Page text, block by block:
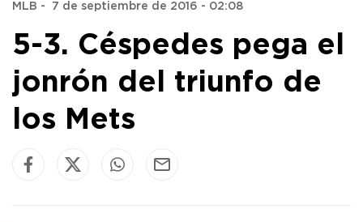
MLB - 7 de septiembre de 2016 - 02:08
5-3. Céspedes pega el
jonrón del triunfo de
los Mets